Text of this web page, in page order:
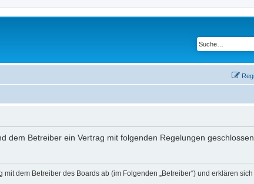
dem Betreiber ein Vertrag mit folgenden Regelungen
dem Betreiber des Boards ab (im Folgenden „Betreiber“) und erklären